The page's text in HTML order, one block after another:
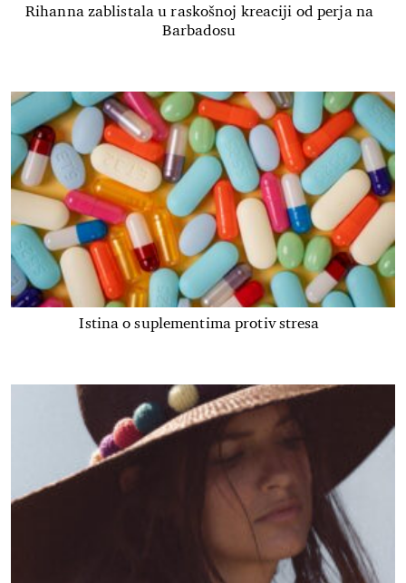
Rihanna zablistala u raskošnoj kreaciji od perja na
Barbadosu
Istina o suplementima protiv stresa